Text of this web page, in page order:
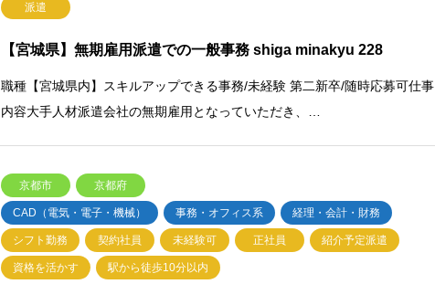
派遣
【宮城県】無期雇用派遣での一般事務 shiga minakyu 228
職種【宮城県内】スキルアップできる事務/未経験 第二新卒/随時応募可仕事
内容大手人材派遣会社の無期雇用となっていただき、…
京都市 京都府
CAD（電気・電子・機械） 事務・オフィス系 経理・会計・財務
シフト勤務 契約社員 未経験可 正社員 紹介予定派遣
資格を活かす 駅から徒歩10分以内